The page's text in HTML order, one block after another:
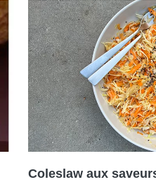
Coleslaw aux